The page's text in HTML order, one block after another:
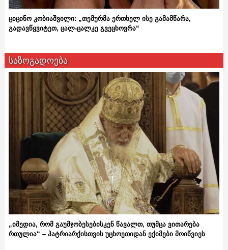
ციცინო კობიაშვილი: „თემურმა ერთხელ ისე გამამწარა,
გადავწყვიტეთ, ცალ-ცალკე გვეცხოვრა“
საზოგადოება
„იმედია, რომ გაუმჯობესებისკენ წავალთ, თუმცა ვითარება
რთულია“ – პატრიარქისთვის უცხოეთიდან ექიმები მოიწვიეს